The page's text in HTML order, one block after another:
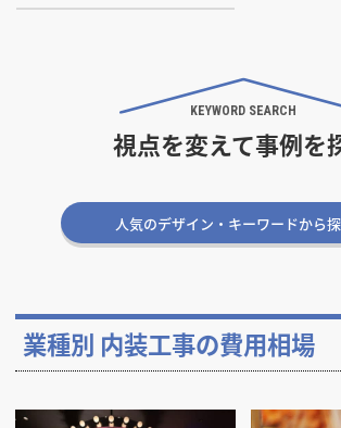
坪 ～
検索する
KEYWORD SEARCH
視点を変えて事例を
人気のデザイン・キーワードから
業種別 内装工事の費用相場